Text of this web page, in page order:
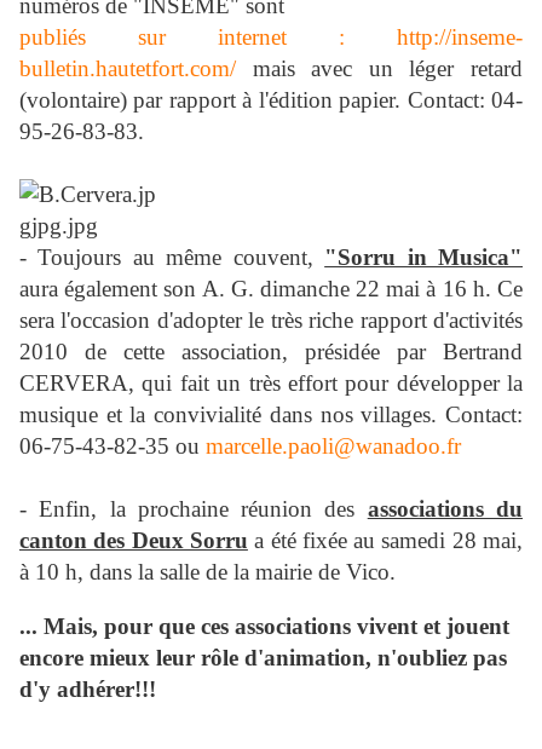
numéros de "INSEME" sont
publiés sur internet : http://inseme-
bulletin.hautetfort.com/mais avec un léger retard
(volontaire) par rapport à l'édition papier. Contact: 04-
95-26-83-83.
- Toujours au même couvent, "Sorru in Musica"
aura également son A. G. dimanche 22 mai à 16 h. Ce
sera l'occasion d'adopter le très riche rapport d'activités
2010 de cette association, présidée par Bertrand
CERVERA, qui fait un très effort pour développer la
musique et la convivialité dans nos villages. Contact:
06-75-43-82-35 ou marcelle.paoli@wanadoo.fr
- Enfin, la prochaine réunion des associations du
canton des Deux Sorru a été fixée au samedi 28 mai,
à 10 h, dans la salle de la mairie de Vico.
... Mais, pour que ces associations vivent et jouent
encore mieux leur rôle d'animation, n'oubliez pas
d'y adhérer!!!